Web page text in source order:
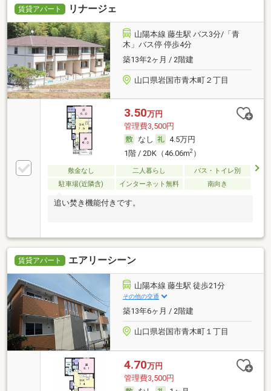
賃貸アパート リナージェ
山陽本線 藤生駅 バス3分/「青
木」バス停 停歩4分
築13年2ヶ月 / 2階建
山口県岩国市青木町２丁目
3.50万円
管理費3,500円
なし
4.5万円
1階 / 2DK（46.06m2）
敷金なし 二人暮らし
バス・トイレ別
駐車場(近隣含)
インターネット無料 南向き
追い焚き機能付きです。
賃貸アパート エアリーシーン
山陽本線 藤生駅 徒歩21分
その他の交通
築13年6ヶ月 / 2階建
山口県岩国市青木町１丁目
4.70万円
管理費3,500円